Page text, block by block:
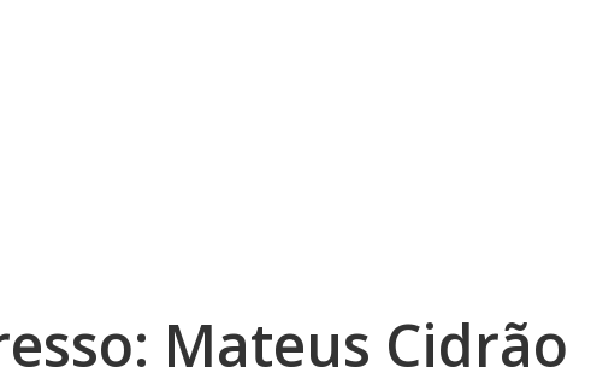
Mateus Cidrão